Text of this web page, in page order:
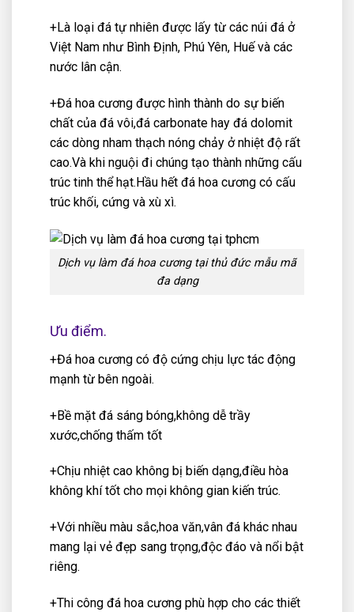
+Là loại đá tự nhiên được lấy từ các núi đá ở
Việt Nam như Bình Định, Phú Yên, Huế và các
nước lân cận.
+Đá hoa cương được hình thành do sự biến
chất của đá vôi,đá carbonate hay đá dolomit
các dòng nham thạch nóng chảy ở nhiệt độ rất
cao.Và khi nguội đi chúng tạo thành những cấu
trúc tinh thể hạt.Hầu hết đá hoa cương có cấu
trúc khối, cứng và xù xì.
Dịch vụ làm đá hoa cương tại thủ đức mẫu mã
đa dạng
Ưu điểm.
+Đá hoa cương có độ cứng chịu lực tác động
mạnh từ bên ngoài.
+Bề mặt đá sáng bóng,không dễ trầy
xước,chống thấm tốt
+Chịu nhiệt cao không bị biến dạng,điều hòa
không khí tốt cho mọi không gian kiến trúc.
+Với nhiều màu sắc,hoa văn,vân đá khác nhau
mang lại vẻ đẹp sang trọng,độc đáo và nổi bật
riêng.
+Thi công đá hoa cương phù hợp cho các thiết